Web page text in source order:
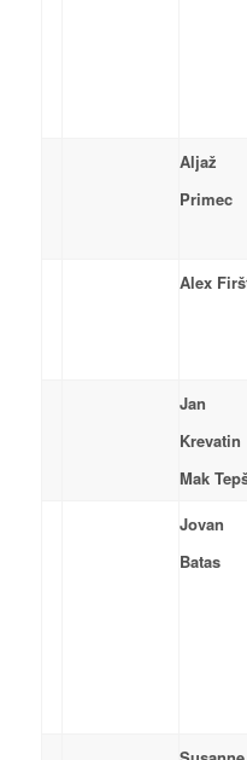
Aljaž
Primec
Alex
Jan
Krevatin
Mak
Jovan
Batas